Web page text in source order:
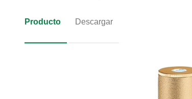
Producto Descargar